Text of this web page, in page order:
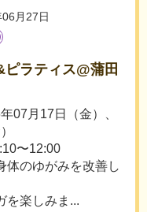
月27日
ラティス@蒲田
07月17日（金）、
〜12:00
体のゆがみを改善し
を楽しみま...